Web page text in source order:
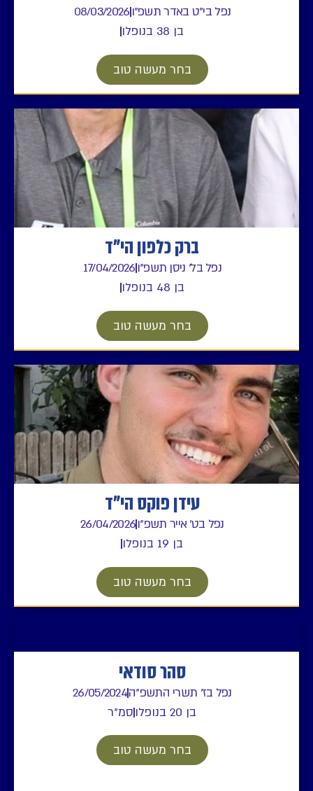
נפל בי"ט באדר תשפ"ו08/03/2026
בן 38 בנופלו
בחר מעשה טוב
ברק כלפון הי"ד
נפל בל' ניסן תשפ"ו17/04/2026
בן 48 בנופלו
בחר מעשה טוב
עידן פוקס הי"ד
נפל בט' אייר תשפ"ו26/04/2026
בן 19 בנופלו
בחר מעשה טוב
סהר סודאי
נפל בז' תשרי התשפ"ה26/05/2024
בן 20 בנופלו
סמ"ר
בחר מעשה טוב